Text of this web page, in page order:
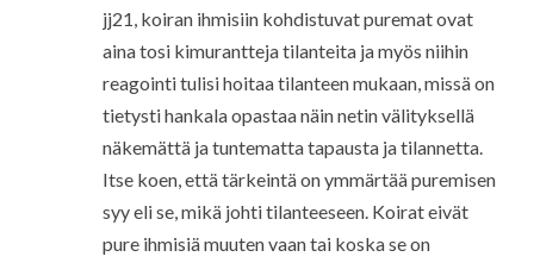
jj21, koiran ihmisiin kohdistuvat puremat ovat
aina tosi kimurantteja tilanteita ja myös niihin
reagointi tulisi hoitaa tilanteen mukaan, missä on
tietysti hankala opastaa näin netin välityksellä
näkemättä ja tuntematta tapausta ja tilannetta.
Itse koen, että tärkeintä on ymmärtää puremisen
syy eli se, mikä johti tilanteeseen. Koirat eivät
pure ihmisiä muuten vaan tai koska se on